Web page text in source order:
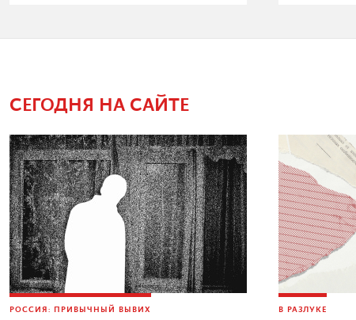
СЕГОДНЯ НА САЙТЕ
РОССИЯ: ПРИВЫЧНЫЙ ВЫВИХ В РАЗЛУКЕ